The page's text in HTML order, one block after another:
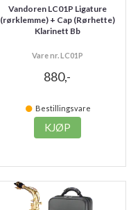
Vandoren LC01P Ligature
(rørklemme) + Cap (Rørhette)
Klarinett Bb
Vare nr. LC01P
880,-
Bestillingsvare
KJØP